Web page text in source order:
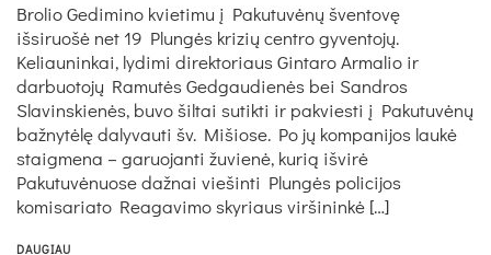
Brolio Gedimino kvietimu į Pakutuvėnų šventovę
išsiruošė net 19 Plungės krizių centro gyventojų.
Keliauninkai, lydimi direktoriaus Gintaro Armalio ir
darbuotojų Ramutės Gedgaudienės bei Sandros
Slavinskienės, buvo šiltai sutikti ir pakviesti į Pakutuvėnų
bažnytėlę dalyvauti šv. Mišiose. Po jų kompanijos laukė
staigmena – garuojanti žuvienė, kurią išvirė
Pakutuvėnuose dažnai viešinti Plungės policijos
komisariato Reagavimo skyriaus viršininkė […]
DAUGIAU